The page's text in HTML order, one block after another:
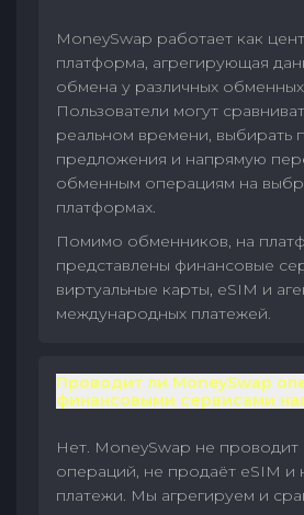
MoneySwap работает как
платформа, агрегирующая
обмена у различных
Пользователи могут
реальном времени, выбирать
предложения и напрямую
обменным операциям на
платформах.
Помимо обменников, на
представлены финансовые
виртуальные карты, eSIM и
международных платежей.
Проводит ли MoneySwap
финансовыми сервисами
Нет. MoneySwap не
операций, не продаёт eSIM и
платежи. Мы агрегируем и